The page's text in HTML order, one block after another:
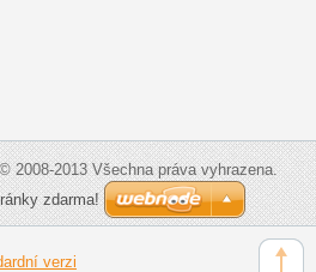
2008-2013 Všechna práva vyhrazena.
zdarma!
verzi